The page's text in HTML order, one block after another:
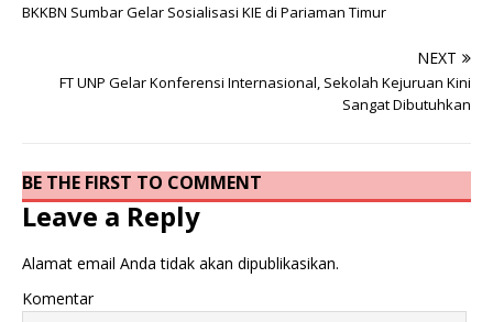
BKKBN Sumbar Gelar Sosialisasi KIE di Pariaman Timur
NEXT
FT UNP Gelar Konferensi Internasional, Sekolah Kejuruan Kini
Sangat Dibutuhkan
BE THE FIRST TO COMMENT
Leave a Reply
Alamat email Anda tidak akan dipublikasikan.
Komentar